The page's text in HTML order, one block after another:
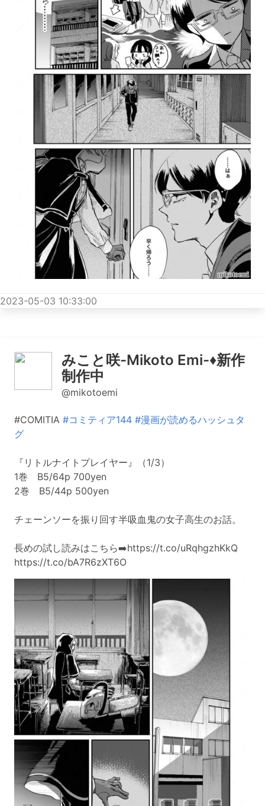
2023-05-03 10:33:00
みこと咲-Mikoto Emi-♦︎新作
制作中
@mikotoemi
#COMITIA #コミティア144 #漫画が読めるハッシュタ
グ
『リトルナイトプレイヤー』（1/3）
1巻 B5/64p 700yen
2巻 B5/44p 500yen
チェーンソーを振り回す半吸血鬼の女子高生のお話。
長めの試し読みはこちら➡️https://t.co/uRqhgzhKkQ
https://t.co/bA7R6zXT6O